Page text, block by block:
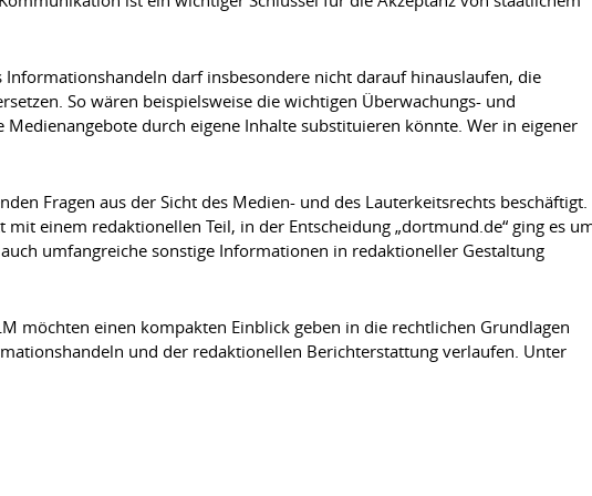
darf insbesondere nicht darauf hinauslaufen, die
So wären beispielsweise die wichtigen Überwachungs- und
durch eigene Inhalte substituieren könnte. Wer in eigener
Fragen aus der Sicht des Medien- und des Lauterkeitsrechts beschäftigt.
einem redaktionellen Teil, in der Entscheidung „dortmund.de“ ging es
umfangreiche sonstige Informationen in redaktioneller Gestaltung
möchten einen kompakten Einblick geben in die rechtlichen Grundlagen
und der redaktionellen Berichterstattung verlaufen. Unter